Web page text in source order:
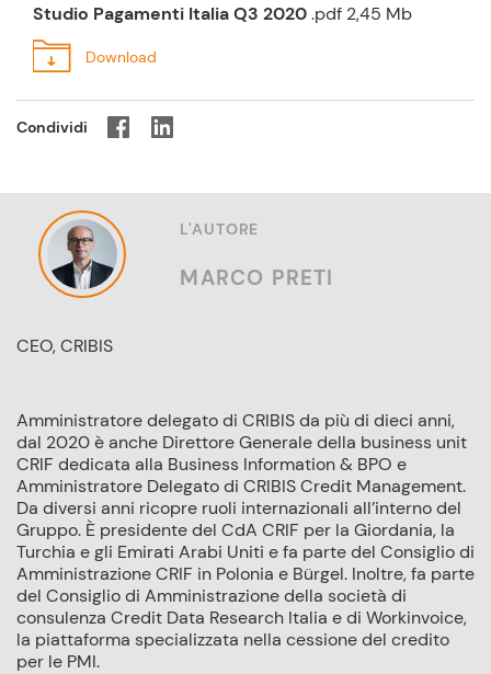
Studio Pagamenti Italia Q3 2020.pdf 2,45 Mb
Condividi
L'AUTORE
MARCO PRETI
CEO, CRIBIS
Amministratore delegato di CRIBIS da più di dieci anni,
dal 2020 è anche Direttore Generale della business unit
CRIF dedicata alla Business Information & BPO e
Amministratore Delegato di CRIBIS Credit Management.
Da diversi anni ricopre ruoli internazionali all’interno del
Gruppo. È presidente del CdA CRIF per la Giordania, la
Turchia e gli Emirati Arabi Uniti e fa parte del Consiglio di
Amministrazione CRIF in Polonia e Bürgel. Inoltre, fa parte
del Consiglio di Amministrazione della società di
consulenza Credit Data Research Italia e di Workinvoice,
la piattaforma specializzata nella cessione del credito
per le PMI.